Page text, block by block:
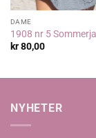
DAME
1908 nr 5
kr80,00
NYHETER